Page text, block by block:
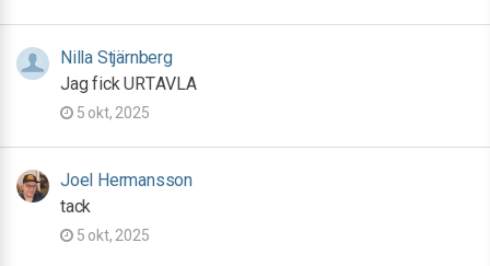
Nilla Stjärnberg
Jag fick URTAVLA
5 okt, 2025
Joel Hermansson
tack
5 okt, 2025